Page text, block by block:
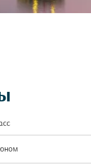
option Эконом Selected